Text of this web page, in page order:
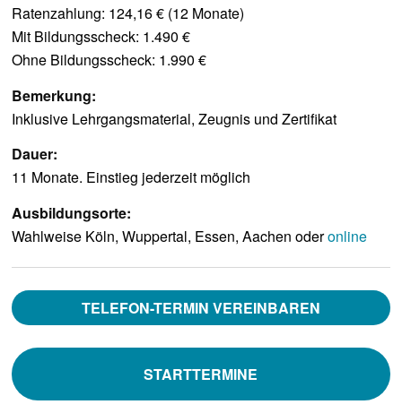
Ratenzahlung: 124,16 € (12 Monate)
Mit Bildungsscheck: 1.490 €
Ohne Bildungsscheck: 1.990 €
Bemerkung:
Inklusive Lehrgangsmaterial, Zeugnis und Zertifikat
Dauer:
11 Monate. Einstieg jederzeit möglich
Ausbildungsorte:
Wahlweise Köln, Wuppertal, Essen, Aachen oderonline
TELEFON-TERMIN VEREINBAREN
STARTTERMINE